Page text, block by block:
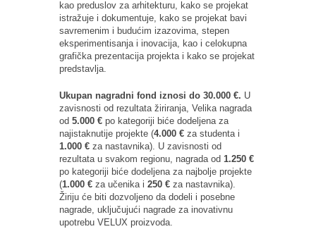
kao preduslov za arhitekturu, kako se projekat
istražuje i dokumentuje, kako se projekat bavi
savremenim i budućim izazovima, stepen
eksperimentisanja i inovacija, kao i celokupna
grafička prezentacija projekta i kako se projekat
predstavlja.
Ukupan nagradni fond iznosi do 30.000 €. U
zavisnosti od rezultata žiriranja, Velika nagrada
od 5.000 € po kategoriji biće dodeljena za
najistaknutije projekte (4.000 € za studenta i
1.000 € za nastavnika). U zavisnosti od
rezultata u svakom regionu, nagrada od 1.250 €
po kategoriji biće dodeljena za najbolje projekte
(1.000 € za učenika i 250 € za nastavnika).
Žiriju će biti dozvoljeno da dodeli i posebne
nagrade, uključujući nagrade za inovativnu
upotrebu VELUX proizvoda.